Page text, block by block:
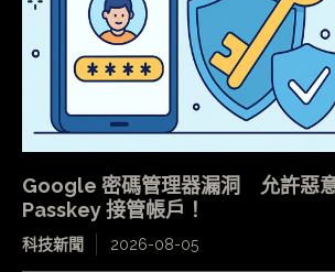
Google 密碼管理器漏洞 允許惡
Passkey 接管帳戶！
科技新聞 2026-08-05